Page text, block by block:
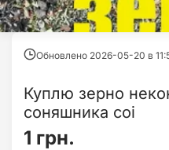
Обновлено 2026-05-20 в
Куплю зерно
соняшника соі
1 грн.